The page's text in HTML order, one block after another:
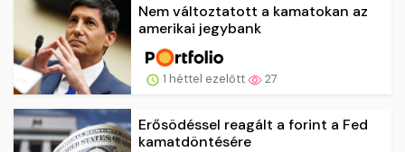
Nem változtatott a kamatokan az
amerikai jegybank
1 héttel ezelőtt 27
Erősödéssel reagált a forint a Fed
kamatdöntésére